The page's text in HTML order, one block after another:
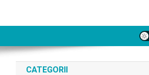
CATEGORII